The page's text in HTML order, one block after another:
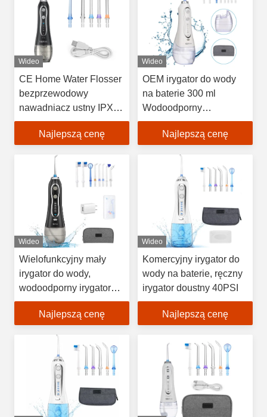
Wideo
CE Home Water Flosser
bezprzewodowy
nawadniacz ustny IPX7
wodoodporny USB
kabel ładowania
Najlepszą cenę
Wideo
OEM irygator do wody
na baterie 300 ml
Wodoodporny
przenośny wybielacz
IPX7Najlepszą cenę
Wideo
Wielofunkcyjny mały
irygator do wody,
wodoodporny irygator
IPX7 do zębów
Najlepszą cenę
Wideo
Komercyjny irygator do
wody na baterie, ręczny
irygator doustny 40PSI
Najlepszą cenę